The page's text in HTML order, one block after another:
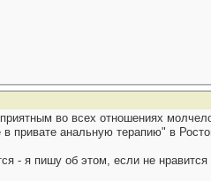
во всех отношениях
привате анальную терапию" в
- я пишу об этом, если не нравится